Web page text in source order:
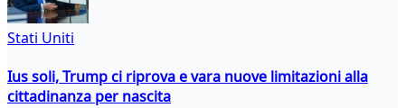
Stati Uniti
Ius soli, Trump ci riprova e vara nuove limitazioni alla
cittadinanza per nascita